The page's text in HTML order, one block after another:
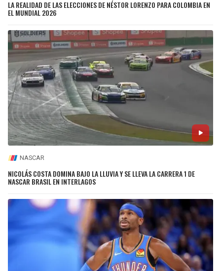
LA REALIDAD DE LAS ELECCIONES DE NÉSTOR LORENZO PARA COLOMBIA EN
EL MUNDIAL 2026
NASCAR
NICOLÁS COSTA DOMINA BAJO LA LLUVIA Y SE LLEVA LA CARRERA 1 DE
NASCAR BRASIL EN INTERLAGOS